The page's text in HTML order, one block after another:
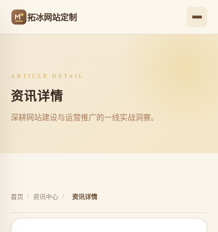
拓冰网站定制
ARTICLE DETAIL
资讯详情
深耕网站建设与运营推广的一线实战洞察。
首页 / 资讯中心 / 资讯详情